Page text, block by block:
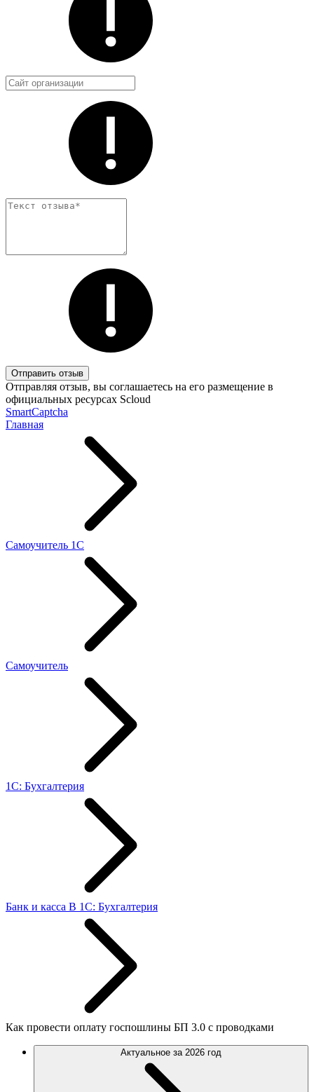
Отправить отзыв
Отправляя отзыв, вы соглашаетесь на его размещение в
официальных ресурсах Scloud
SmartCaptcha
Главная
Самоучитель 1С
Самоучитель
1С: Бухгалтерия
Банк и касса В 1С: Бухгалтерия
Как провести оплату госпошлины БП 3.0 с проводками
Актуальное за 2026 год